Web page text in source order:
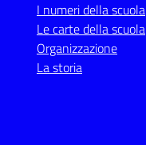
I numeri della scuola
Le carte della scuola
Organizzazione
La storia